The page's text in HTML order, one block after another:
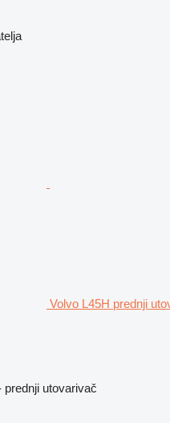
Volvo L45H prednji
utovarivač